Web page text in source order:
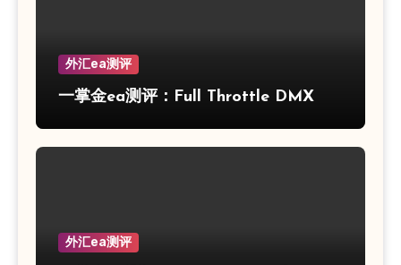
外汇ea测评
一掌金ea测评：Full Throttle DMX
外汇ea测评